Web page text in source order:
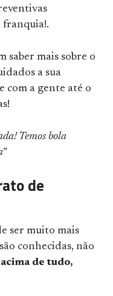
franquia!.
saber mais sobre o
a sua
com a gente até o
Temos bola
”
de
ser muito mais
conhecidas, não
de tudo,